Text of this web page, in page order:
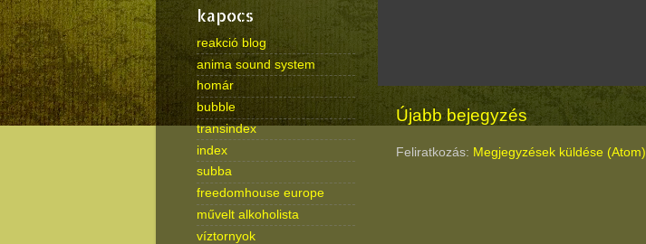
Újabb bejegyzés
Feliratkozás: Megjegyzések küldése (Atom)
kapocs
reakció blog
anima sound system
homár
bubble
transindex
index
subba
freedomhouse europe
művelt alkoholista
víztornyok